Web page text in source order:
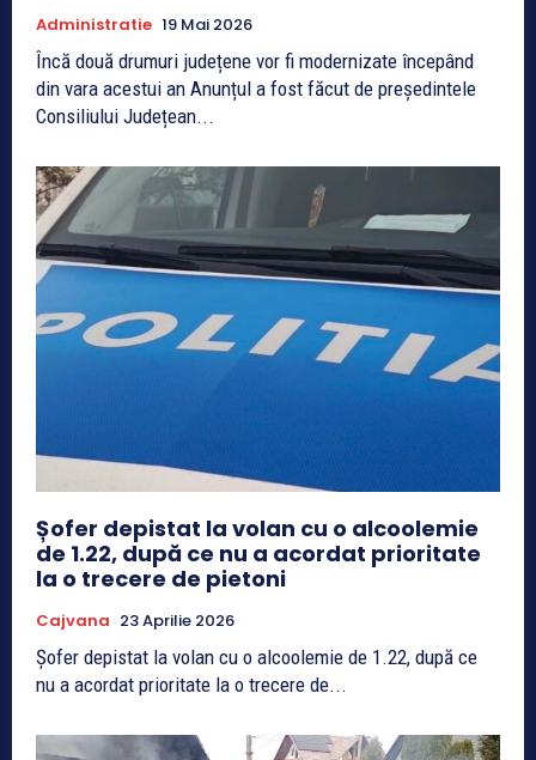
Administratie 19 Mai 2026
Încă două drumuri județene vor fi modernizate începând
din vara acestui an Anunțul a fost făcut de președintele
Consiliului Județean...
Șofer depistat la volan cu o alcoolemie
de 1.22, după ce nu a acordat prioritate
la o trecere de pietoni
Cajvana 23 Aprilie 2026
Șofer depistat la volan cu o alcoolemie de 1.22, după ce
nu a acordat prioritate la o trecere de...